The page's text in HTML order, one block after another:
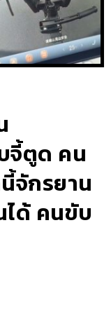
ตูด คน
จักรยาน
ได้ คนขับ